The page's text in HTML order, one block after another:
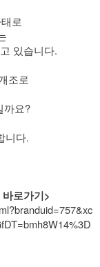
로
있습니다.
조로
까요?
니다.
로가기>